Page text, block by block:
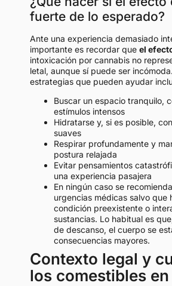
fuerte de lo esperado?
Ante una experiencia demasiado
importante es recordar que el
intoxicación por cannabis no
letal, aunque sí puede ser
estrategias que pueden ayudar
Buscar un espacio tranquilo,
estímulos intensos
Hidratarse y, si es posible,
suaves
Respirar profundamente y
postura relajada
Evitar pensamientos
una experiencia pasajera
En ningún caso se
urgencias médicas salvo que
condición preexistente o
sustancias. Lo habitual es
de descanso, el cuerpo se
consecuencias mayores.
Contexto legal y
los comestibles en